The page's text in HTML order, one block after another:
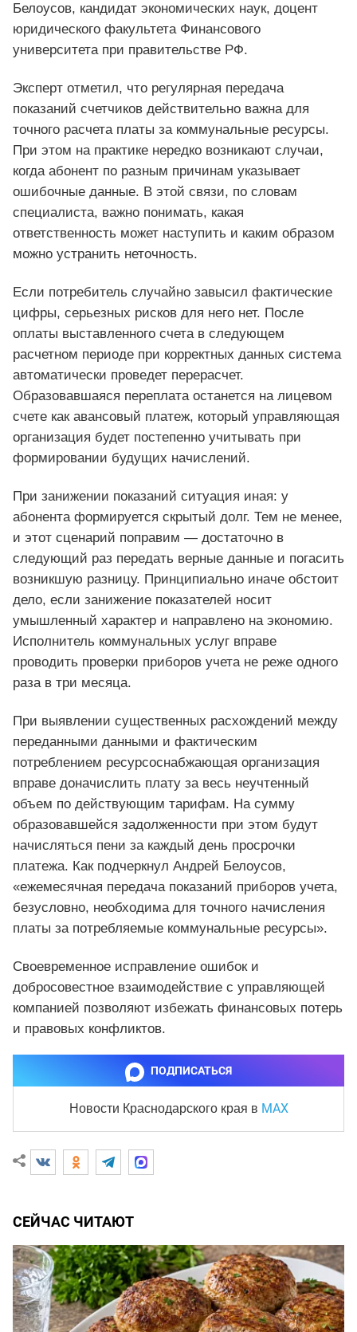
Белоусов, кандидат экономических наук, доцент
юридического факультета Финансового
университета при правительстве РФ.
Эксперт отметил, что регулярная передача
показаний счетчиков действительно важна для
точного расчета платы за коммунальные ресурсы.
При этом на практике нередко возникают случаи,
когда абонент по разным причинам указывает
ошибочные данные. В этой связи, по словам
специалиста, важно понимать, какая
ответственность может наступить и каким образом
можно устранить неточность.
Если потребитель случайно завысил фактические
цифры, серьезных рисков для него нет. После
оплаты выставленного счета в следующем
расчетном периоде при корректных данных система
автоматически проведет перерасчет.
Образовавшаяся переплата останется на лицевом
счете как авансовый платеж, который управляющая
организация будет постепенно учитывать при
формировании будущих начислений.
При занижении показаний ситуация иная: у
абонента формируется скрытый долг. Тем не менее,
и этот сценарий поправим — достаточно в
следующий раз передать верные данные и погасить
возникшую разницу. Принципиально иначе обстоит
дело, если занижение показателей носит
умышленный характер и направлено на экономию.
Исполнитель коммунальных услуг вправе
проводить проверки приборов учета не реже одного
раза в три месяца.
При выявлении существенных расхождений между
переданными данными и фактическим
потреблением ресурсоснабжающая организация
вправе доначислить плату за весь неучтенный
объем по действующим тарифам. На сумму
образовавшейся задолженности при этом будут
начисляться пени за каждый день просрочки
платежа. Как подчеркнул Андрей Белоусов,
«ежемесячная передача показаний приборов учета,
безусловно, необходима для точного начисления
платы за потребляемые коммунальные ресурсы».
Своевременное исправление ошибок и
добросовестное взаимодействие с управляющей
компанией позволяют избежать финансовых потерь
и правовых конфликтов.
ПОДПИСАТЬСЯ
Новости Краснодарского края в MAX
СЕЙЧАС ЧИТАЮТ